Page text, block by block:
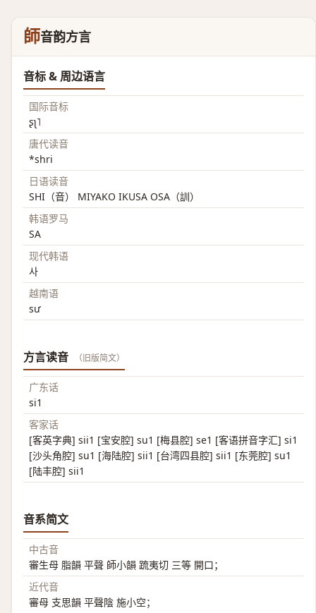
師音韵方言
音标 & 周边语言
国际音标
ʂʅ˥
唐代读音
*shri
日语读音
SHI（音） MIYAKO IKUSA OSA（訓）
韩语罗马
SA
现代韩语
사
越南语
sư
方言读音 （旧版简文）
广东话
si1
客家话
[客英字典] sii1 [宝安腔] su1 [梅县腔] se1 [客语拼音字汇] si1
[沙头角腔] su1 [海陆腔] sii1 [台湾四县腔] sii1 [东莞腔] su1
[陆丰腔] sii1
音系简文
中古音
審生母 脂韻 平聲 師小韻 䟽夷切 三等 開口；
近代音
審母 支思韻 平聲陰 施小空；